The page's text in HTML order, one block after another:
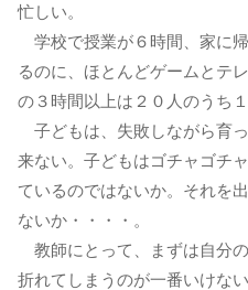
忙しい。
学校で授業が６時間、家に
るのに、ほとんどゲームとテ
の３時間以上は２０人のうち１
子どもは、失敗しながら育
来ない。子どもはゴチャゴチ
ているのではないか。それを
ないか・・・・。
教師にとって、まずは自分
折れてしまうのが一番いけな